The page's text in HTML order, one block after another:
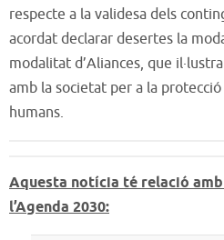
respecte a la validesa dels
acordat declarar desertes la
modalitat d’Aliances, que
amb la societat per a la
humans.
Aquesta notícia té relació
l’Agenda 2030: